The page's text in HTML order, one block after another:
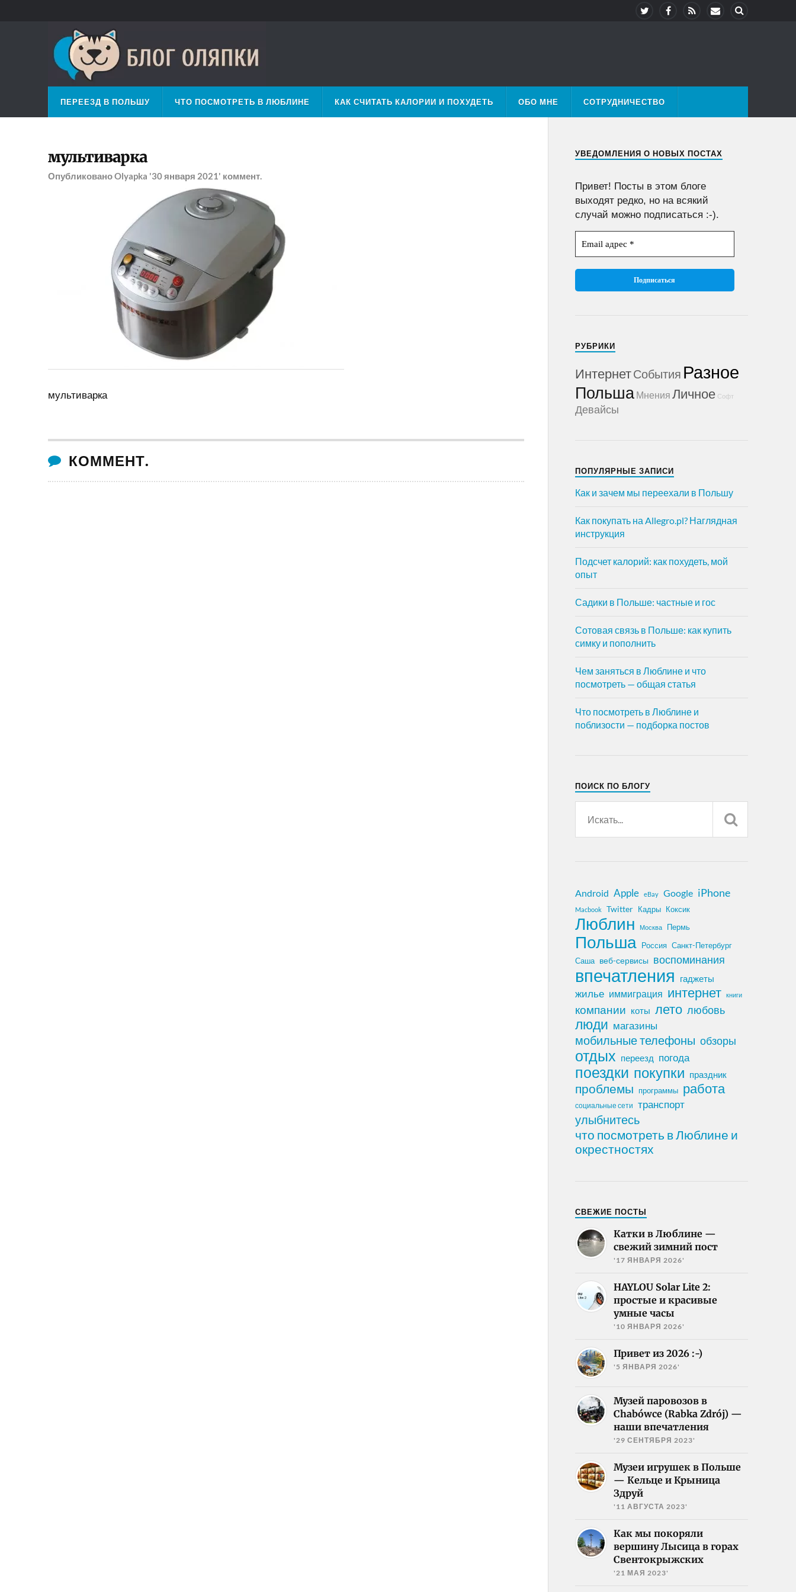
ПЕРЕЕЗД В ПОЛЬШУ ЧТО ПОСМОТРЕТЬ В ЛЮБЛИНЕ КАК СЧИТАТЬ КАЛОРИИ И ПОХУДЕТЬ ОБО МНЕ СОТРУДНИЧЕСТВО
мультиварка
ОпубликованоOlyapka '30 января 2021' коммент.
мультиварка
КОММЕНТ.
УВЕДОМЛЕНИЯ О НОВЫХ ПОСТАХ
Привет! Посты в этом блоге
выходят редко, но на всякий
случай можно подписаться :-).
РУБРИКИ
ИнтернетСобытия Разное
Польша Мнения Личное Софт
Девайсы
ПОПУЛЯРНЫЕ ЗАПИСИ
Как и зачем мы переехали в Польшу
Как покупать на Allegro.pl? Наглядная
инструкция
Подсчет калорий: как похудеть, мой
опыт
Садики в Польше: частные и гос
Сотовая связь в Польше: как купить
симку и пополнить
Чем заняться в Люблине и что
посмотреть — общая статья
Что посмотреть в Люблине и
поблизости — подборка постов
ПОИСК ПО БЛОГУ
Android Apple eBay Google iPhone
Macbook Twitter Кадры Коксик
Люблин Москва Пермь
Польша Россия Санкт-Петербург
Саша веб-сервисы воспоминания
впечатления гаджеты
жилье иммиграция интернет книги
компании коты лето любовь
люди магазины
мобильные телефоны обзоры
отдых переезд погода
поездки покупки праздник
проблемы программы работа
социальные сети транспорт
улыбнитесь
что посмотреть в Люблине и
окрестностях
СВЕЖИЕ ПОСТЫ
Катки в Люблине —
свежий зимний пост
'17 ЯНВАРЯ 2026'
HAYLOU Solar Lite 2:
простые и красивые
умные часы
'10 ЯНВАРЯ 2026'
Привет из 2026 :-)
'5 ЯНВАРЯ 2026'
Музей паровозов в
Chabówce (Rabka Zdrój) —
наши впечатления
'29 СЕНТЯБРЯ 2023'
Музеи игрушек в Польше
— Кельце и Крыница
Здруй
'11 АВГУСТА 2023'
Как мы покоряли
вершину Лысица в горах
Свентокрыжских
'21 МАЯ 2023'